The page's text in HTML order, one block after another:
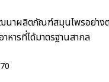
นาผลิตภัณฑ์สมุนไพรอย่าง
มอาหารที่ได้มาตรฐานสา